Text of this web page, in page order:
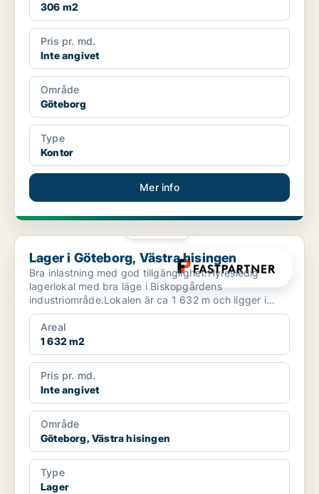
306 m2
Pris pr. md.
Inte angivet
Område
Göteborg
Type
Kontor
Mer info
Lager i Göteborg, Västra hisingen
Lager i Göteborg, Västra hisingen
Bra inlastning med god tillgänglighet.Hyresledig
lagerlokal med bra läge i Biskopgårdens
industriområde.Lokalen är ca 1 632 m och ligger i
markplan med markp...
Areal
1 632 m2
Pris pr. md.
Inte angivet
Område
Göteborg, Västra hisingen
Type
Lager